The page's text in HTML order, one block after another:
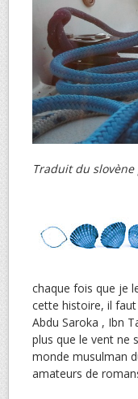
Traduit du slovène
chaque fois que je
cette histoire, il faut
Abdu Saroka , Ibn
plus que le vent ne
monde musulman
amateurs de